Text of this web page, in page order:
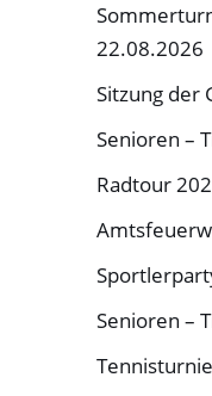
22.08.2026
Sitzung der
Senioren –
Radtour
Senioren –